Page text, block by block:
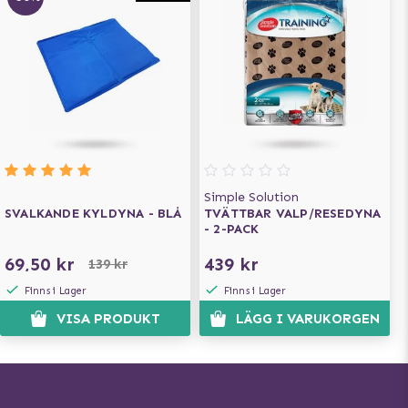
SVALKANDE KYLDYNA - BLÅ
69,50 kr 139 kr
Finns i Lager
VISA PRODUKT
Simple Solution
TVÄTTBAR VALP/RESEDYNA
- 2-PACK
439 kr
Finns i Lager
LÄGG I VARUKORGEN